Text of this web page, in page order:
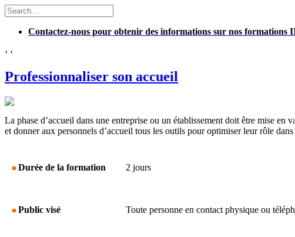
Contactez-nous pour obtenir des informations sur nos
› ‹
Professionnaliser son accueil
La phase d’accueil dans une entreprise ou un établissement doit être mise
et donner aux personnels d’accueil tous les outils pour optimiser leur rôle
■ Durée de la formation 2 jours
■ Public visé Toute personne en contact physique ou